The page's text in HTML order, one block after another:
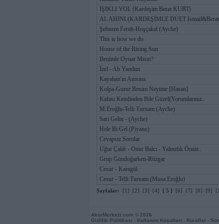
IŞIKLI YOL (Kardeşim Berat KURT)
AL AHINI (KARDEŞİMLE DÜET
Şebnem Ferah-Hoşçakal (Ayche)
This is how we do
House of the Rising Sun
Benimle Oynar Mısın?
İzel - Ah Yandım
Kayahan'ın Anısına
Kolpa-Gurur Benim Neyime [Hasan]
Kafası Kendinden Bile Güzel(Yorumlarınız..
M.Eroğlu-Telli Turnam (Ayche)
Sarı Gelin - (Ayche)
Hele Bi Gel (Piyano)
Cevapsız Sorular
Uğur Çalık - Onur Balcı - Yalnızlık Ömür..
Grup Gündoğarken-Rüzgar
Cesur - Karagül
Cesur - Telli Turnam (Musa Eroğlu)
Sayfalar:
[1] [2] [3] [4] [ 5 ] [6] [7] [8] [9]
AkorMerkezi.com © 2026
Gizlilik Politikası - Kullanım Koşulları - Kurallar -